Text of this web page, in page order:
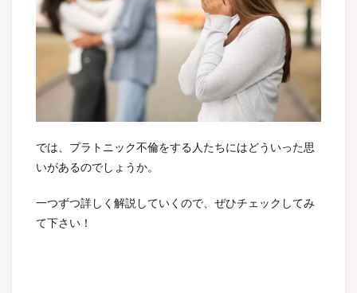
では、プラトニック不倫をする人たちにはどういった思
いがあるのでしょうか。
一つずつ詳しく解説していくので、ぜひチェックしてみ
て下さい！